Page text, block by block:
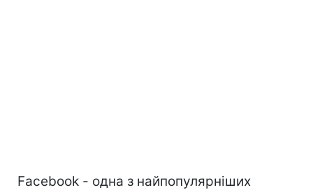
Facebook - одна з найпопулярніших